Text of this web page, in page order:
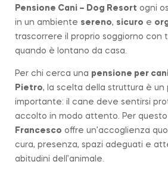
Pensione Cani – Dog Resort ogni
in un ambiente sereno, sicuro e
trascorrere il proprio soggiorno con
quando è lontano da casa.
Per chi cerca una pensione per
Pietro, la scelta della struttura è un
importante: il cane deve sentirsi
accolto in modo attento. Per questo
Francesco offre un’accoglienza
cura, presenza, spazi adeguati e
abitudini dell’animale.